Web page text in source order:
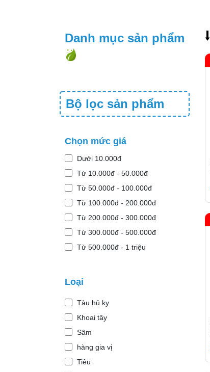
Danh mục sản phẩm
Bộ lọc sản phẩm
Chọn mức giá
Dưới 10.000đ
Từ 10.000đ - 50.000đ
Từ 50.000đ - 100.000đ
Từ 100.000đ - 200.000đ
Từ 200.000đ - 300.000đ
Từ 300.000đ - 500.000đ
Từ 500.000đ - 1 triệu
Loại
Tàu hủ ky
Khoai tây
Sâm
hàng gia vị
Tiêu